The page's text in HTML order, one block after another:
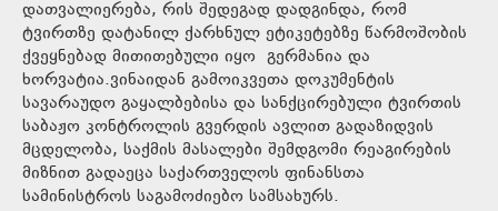
დათვალიერება, რის შედეგად დადგინდა, რომ
ტვირთზე დატანილ ქარხნულ ეტიკეტებზე წარმოშობის
ქვეყნებად მითითებული იყო გერმანია და
ხორვატია.ვინაიდან გამოიკვეთა დოკუმენტის
სავარაუდო გაყალბებისა და სანქცირებული ტვირთის
საბაჟო კონტროლის გვერდის ავლით გადაზიდვის
მცდელობა, საქმის მასალები შემდგომი რეაგირების
მიზნით გადაეცა საქართველოს ფინანსთა
სამინისტროს საგამოძიებო სამსახურს.